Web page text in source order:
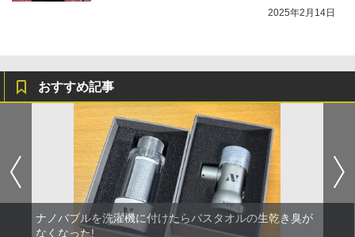
2025年2月14日
おすすめ記事
ナノバブルを洗濯機に付けたらバスタオルの生乾き臭が
なくなった!